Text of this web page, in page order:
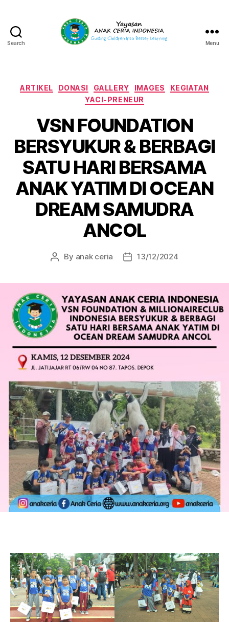
Search
Indonesia
Menu
Categories
ARTIKEL DONASI GALLERY IMAGES
KEGIATAN
YACI-PRENEUR
VSN FOUNDATION
BERSYUKUR & BERBAGI
SATU HARI BERSAMA
ANAK YATIM DI OCEAN
DREAM SAMUDRA
ANCOL
Post
By anak ceria
Post13/12/2024